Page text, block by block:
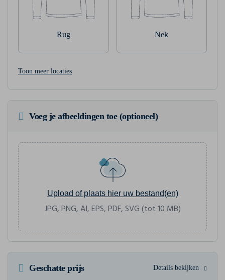
Rug Nek
Toon meer locaties
Voeg je afbeeldingen toe (optioneel)
Upload of plaats hier uw bestand(en)
JPG, PNG, AI, EPS, PDF, SVG (tot 10 MB)
Geschatte prijs Details bekijken